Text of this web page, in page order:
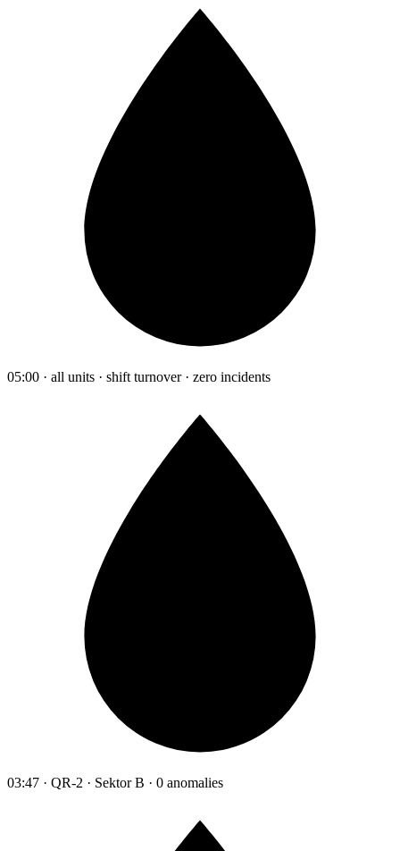
05:00 · all units · shift turnover · zero incidents
03:47 · QR-2 · Sektor B · 0 anomalies